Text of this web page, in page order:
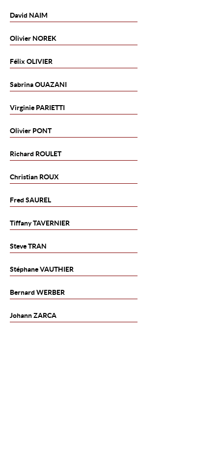
David NAIM
Olivier NOREK
Félix OLIVIER
SabrinaOUAZANI
Virginie PARIETTI
Olivier PONT
Richard ROULET
Christian ROUX
Fred SAUREL
TiffanyTAVERNIER
SteveTRAN
StéphaneVAUTHIER
Bernard WERBER
JohannZARCA